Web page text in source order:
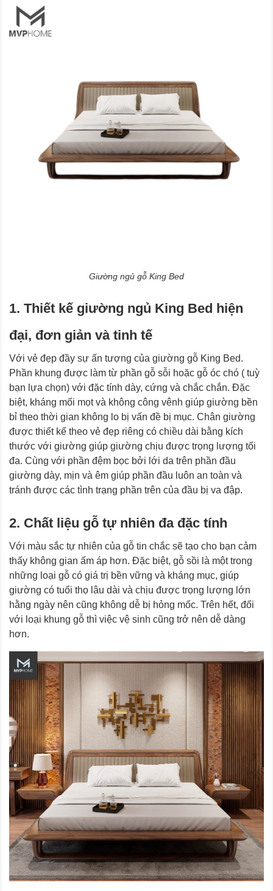
Giường ngủ gỗ King Bed
1. Thiết kế giường ngủ King Bed hiện
đại, đơn giản và tinh tế
Với vẻ đẹp đầy sự ấn tượng của giường gỗ King Bed.
Phần khung được làm từ phần gỗ sỗi hoặc gỗ óc chó ( tuỳ
bạn lựa chọn) với đặc tính dày, cứng và chắc chắn. Đặc
biệt, kháng mối mọt và không công vênh giúp giường bền
bỉ theo thời gian không lo bị vấn đề bị mục. Chân giường
được thiết kế theo vẻ đẹp riêng có chiều dài bằng kích
thước với giường giúp giường chịu được trọng lượng tối
đa. Cùng với phần đệm bọc bởi lới da trên phần đầu
giường dày, mịn và êm giúp phần đầu luôn an toàn và
tránh được các tình trạng phần trên của đầu bị va đập.
2. Chất liệu gỗ tự nhiên đa đặc tính
Với màu sắc tự nhiên của gỗ tin chắc sẽ tạo cho bạn cảm
thấy không gian ấm áp hơn. Đặc biệt, gỗ sồi là một trong
những loại gỗ có giá trị bền vững và kháng mục, giúp
giường có tuổi thọ lâu dài và chịu được trọng lượng lớn
hằng ngày nên cũng không dễ bị hỏng mốc. Trên hết, đối
với loại khung gỗ thì việc vệ sinh cũng trở nên dễ dàng
hơn.